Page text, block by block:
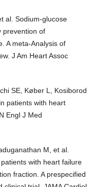
al. Sodium-glucose
prevention of
A meta-Analysis of
J Am Heart Assoc
SE, Køber L, Kosiborod
patients with heart
Engl J Med
M, et al.
with heart failure
fraction. A prespecified